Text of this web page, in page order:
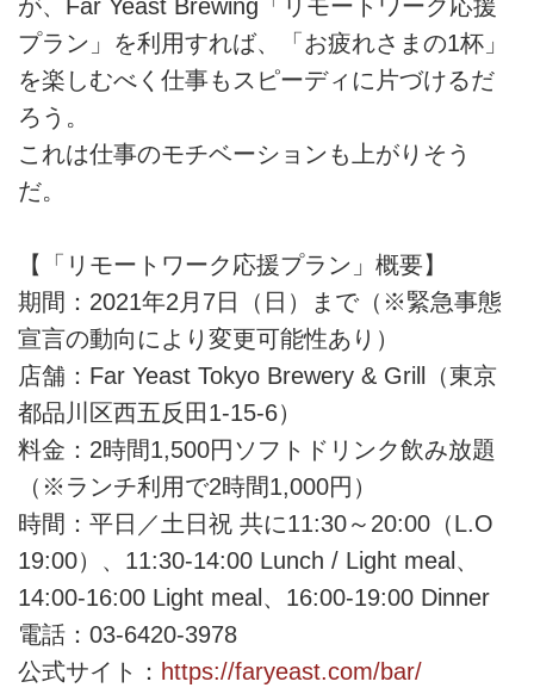
が、Far Yeast Brewing「リモートワーク応援
プラン」を利用すれば、「お疲れさまの1杯」
を楽しむべく仕事もスピーディに片づけるだ
ろう。
これは仕事のモチベーションも上がりそう
だ。
【「リモートワーク応援プラン」概要】
期間：2021年2月7日（日）まで（※緊急事態
宣言の動向により変更可能性あり）
店舗：Far Yeast Tokyo Brewery & Grill（東京
都品川区西五反田1-15-6）
料金：2時間1,500円ソフトドリンク飲み放題
（※ランチ利用で2時間1,000円）
時間：平日／土日祝 共に11:30～20:00（L.O
19:00）、11:30-14:00 Lunch / Light meal、
14:00-16:00 Light meal、16:00-19:00 Dinner
電話：03-6420-3978
公式サイト： https://faryeast.com/bar/